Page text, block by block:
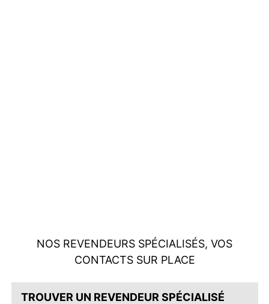
NOS REVENDEURS SPÉCIALISÉS, VOS
CONTACTS SUR PLACE
TROUVER UN REVENDEUR SPÉCIALISÉ